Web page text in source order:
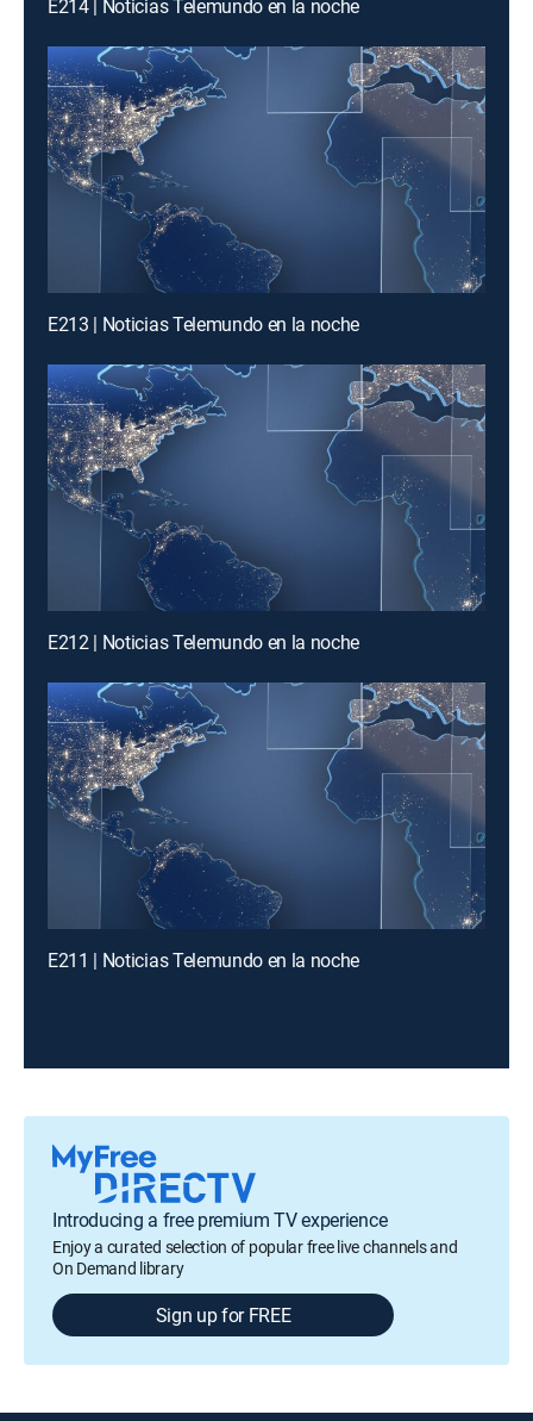
E214 | Noticias Telemundo en la noche
E213 | Noticias Telemundo en la noche
E212 | Noticias Telemundo en la noche
E211 | Noticias Telemundo en la noche
Introducing a free premium TV experience
Enjoy a curated selection of popular free live channels and
On Demand library
Sign up for FREE